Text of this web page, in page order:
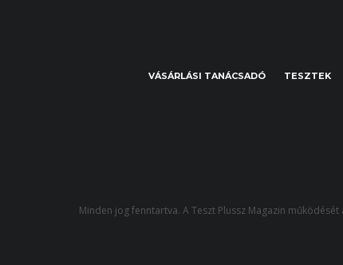
VÁSÁRLÁSI TANÁCSADÓ TESZTEK
Minden jog fenntartva. A Teszt Plussz Magazin